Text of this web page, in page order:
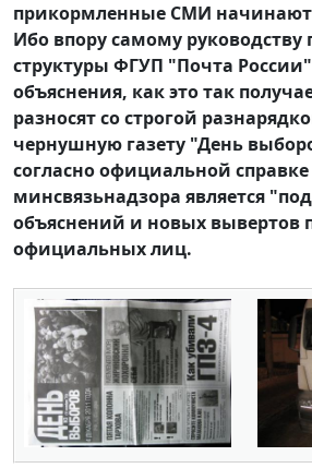
прикормленные СМИ начинают
Ибо впору самому руководству
структуры ФГУП "Почта
объяснения, как это так
разносят со строгой
чернушную газету "День
согласно официальной справке
минсвязьнадзора является
объяснений и новых вывертов
официальных лиц.